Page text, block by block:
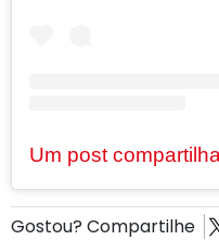
Gostou? Compartilhe